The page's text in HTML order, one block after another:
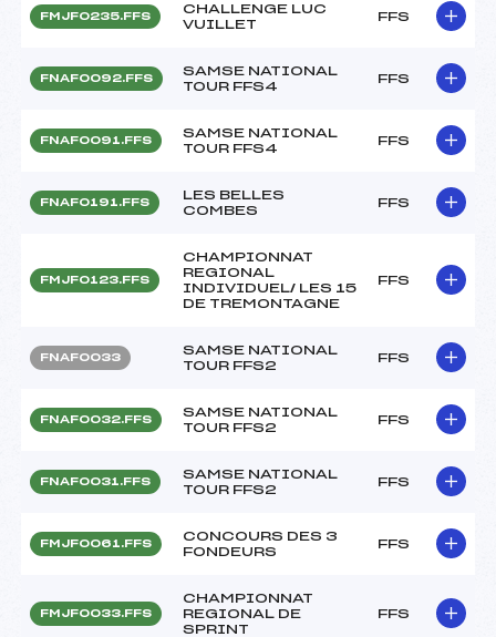
FMJF0235.FFS
CHALLENGE LUC
VUILLET
FFS
FNAF0092.FFS
SAMSE NATIONAL
TOUR FFS4
FFS
FNAF0091.FFS
SAMSE NATIONAL
TOUR FFS4
FFS
FNAF0191.FFS
LES BELLES
COMBES
FFS
FMJF0123.FFS
CHAMPIONNAT
REGIONAL
INDIVIDUEL/ LES 15
DE TREMONTAGNE
FFS
FNAF0033
SAMSE NATIONAL
TOUR FFS2
FFS
FNAF0032.FFS
SAMSE NATIONAL
TOUR FFS2
FFS
FNAF0031.FFS
SAMSE NATIONAL
TOUR FFS2
FFS
FMJF0061.FFS
CONCOURS DES 3
FONDEURS
FFS
FMJF0033.FFS
CHAMPIONNAT
REGIONAL DE
SPRINT
FFS